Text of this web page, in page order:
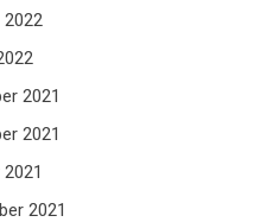
2021
2021
2021